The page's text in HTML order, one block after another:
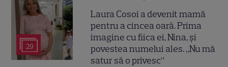
29
Laura Cosoi a devenit mamă
pentru a cincea oară. Prima
imagine cu fiica ei, Nina, și
povestea numelui ales. „Nu mă
satur să o privesc”